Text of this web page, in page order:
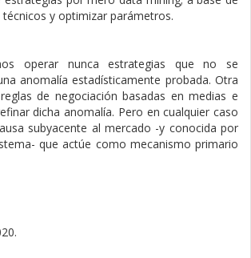
y optimizar parámetros.
operar nunca estrategias que no se
anomalía estadísticamente probada. Otra
de negociación basadas en medias e
dicha anomalía. Pero en cualquier caso
subyacente al mercado -y conocida por
que actúe como mecanismo primario